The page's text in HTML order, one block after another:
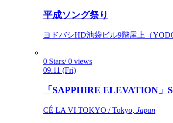
平成ソング祭り
ヨドバシHD池袋ビル9階屋上（
0 Stars/ 0 views
09.11 (Fri)
「SAPPHIRE ELEVATION」
CÉ LA VI TOKYO / Tokyo, Japan